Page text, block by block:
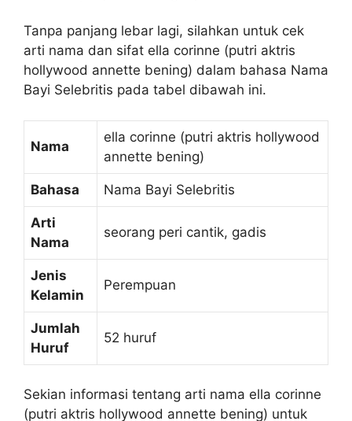
Tanpa panjang lebar lagi, silahkan untuk cek
arti nama dan sifat ella corinne (putri aktris
hollywood annette bening) dalam bahasa Nama
Bayi Selebritis pada tabel dibawah ini.
Nama
ella corinne (putri aktris hollywood
annette bening)
Bahasa Nama Bayi Selebritis
Arti
Nama
seorang peri cantik, gadis
Jenis
Kelamin
Perempuan
Jumlah
Huruf
52 huruf
Sekian informasi tentang arti nama ella corinne
(putri aktris hollywood annette bening) untuk